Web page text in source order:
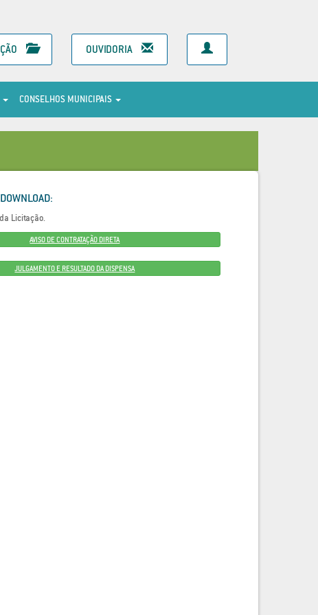
OUVIDORIA
CONSELHOS MUNICIPAIS
Licitação.
AVISO DE CONTRATAÇÃO DIRETA
JULGAMENTO E RESULTADO DA DISPENSA